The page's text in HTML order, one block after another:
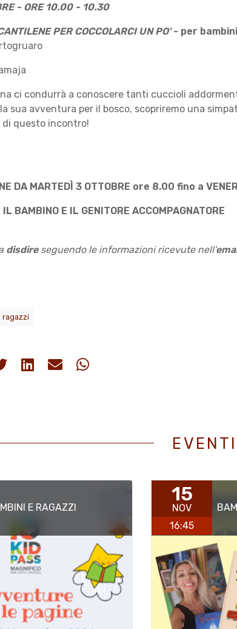
- ORE 10.00 - 10.30
PER COCCOLARCI UN PO'- per
ci condurrà a conoscere tanti cuccioli
sua avventura per il bosco, scopriremo una
questo incontro!
DA MARTEDÌ 3 OTTOBRE ore 8.00 fino a
IL BAMBINO E IL GENITORE ACCOMPAGNATORE
disdireseguendo le informazioni ricevute nell'
ragazzi
E RAGAZZI
15
NOV
16:45